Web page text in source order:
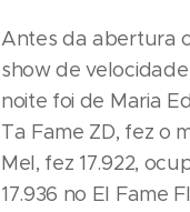
Antes da abertura
show de
noite foi de Maria
Ta Fame ZD, fez o
Mel, fez 17.922,
17.936 no El Fame